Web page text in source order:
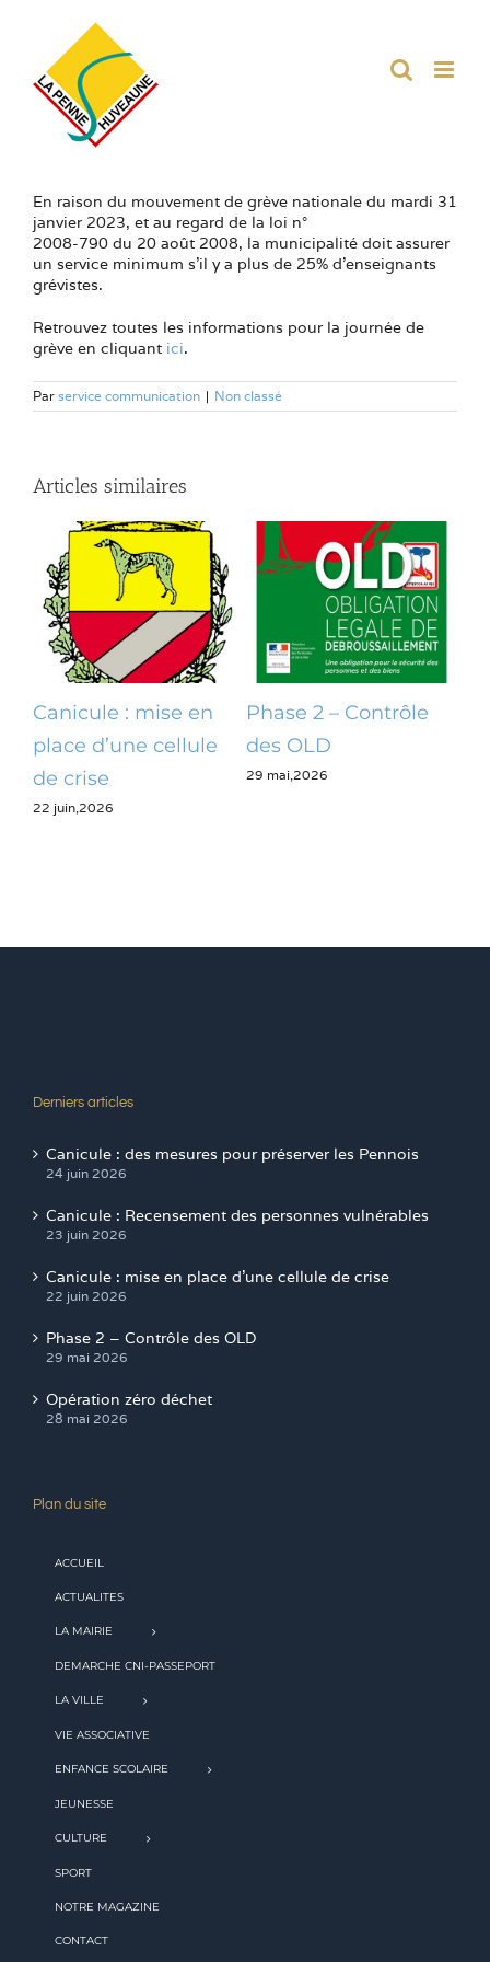
En raison du mouvement de grève nationale du mardi 31
janvier 2023, et au regard de la loi n°
2008-790 du 20 août 2008, la municipalité doit assurer
un service minimum s’il y a plus de 25% d’enseignants
grévistes.
Retrouvez toutes les informations pour la journée de
grève en cliquant ici.
Par service communication | Non classé
Articles similaires
Canicule : mise en
place d’une cellule
de crise
22 juin,2026
Phase 2 – Contrôle
des OLD
29 mai,2026
Derniers articles
Canicule : des mesures pour préserver les Pennois
24 juin 2026
Canicule : Recensement des personnes vulnérables
23 juin 2026
Canicule : mise en place d’une cellule de crise
22 juin 2026
Phase 2 – Contrôle des OLD
29 mai 2026
Opération zéro déchet
28 mai 2026
Plan du site
ACCUEIL
ACTUALITES
LA MAIRIE
DEMARCHE CNI-PASSEPORT
LA VILLE
VIE ASSOCIATIVE
ENFANCE SCOLAIRE
JEUNESSE
CULTURE
SPORT
NOTRE MAGAZINE
CONTACT